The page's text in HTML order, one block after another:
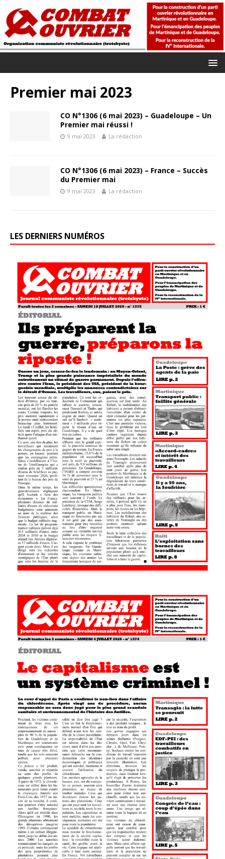
Premier mai 2023
CO N°1306 (6 mai 2023) – Guadeloupe – Un
Premier mai réussi !
9 mai 2023 La rédaction
CO N°1306 (6 mai 2023) – France – Succès
du Premier mai
9 mai 2023 La rédaction
LES DERNIERS NUMÉROS